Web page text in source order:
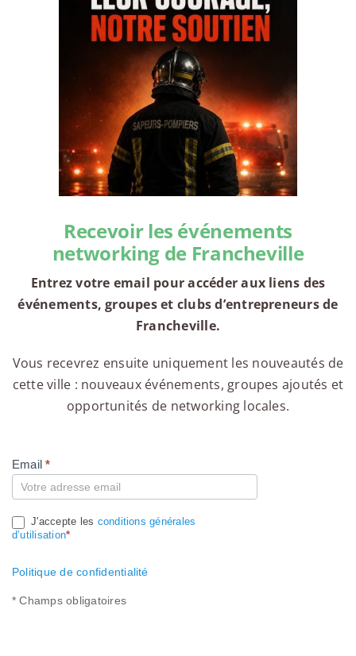
Recevoir les événements
networking de Francheville
Entrez votre email pour accéder aux liens des
événements, groupes et clubs d’entrepreneurs de
Francheville.
Vous recevrez ensuite uniquement les nouveautés de
cette ville : nouveaux événements, groupes ajoutés et
opportunités de networking locales.
Compte
Email*
J'accepte les conditions générales
d’utilisation*
Politique de confidentialité
* Champs obligatoires